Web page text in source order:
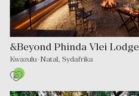
&Beyond Phinda Vlei Lodge
Kwazulu-Natal, Sydafrika